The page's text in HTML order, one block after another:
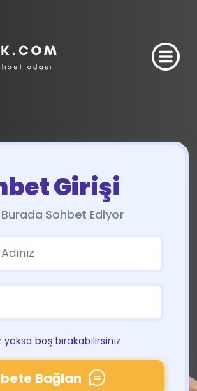
Girişi
Sohbet Ediyor
boş bırakabilirsiniz.
Bağlan